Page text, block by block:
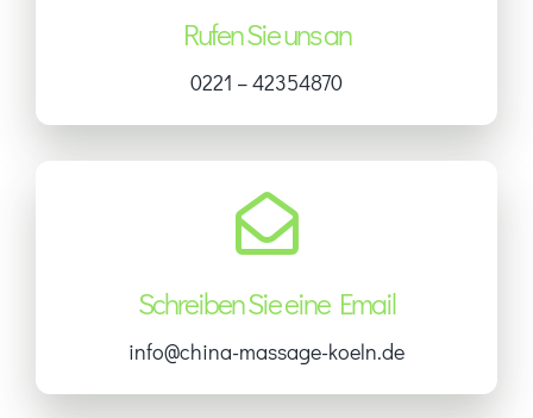
Rufen Sie uns an
0221 – 42354870
Schreiben Sie eine Email
info@china-massage-koeln.de